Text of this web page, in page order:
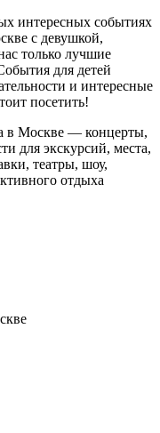
интересных событиях
с девушкой,
только лучшие
для детей
и интересные
посетить!
в Москве — концерты,
для экскурсий, места,
театры, шоу,
отдыха